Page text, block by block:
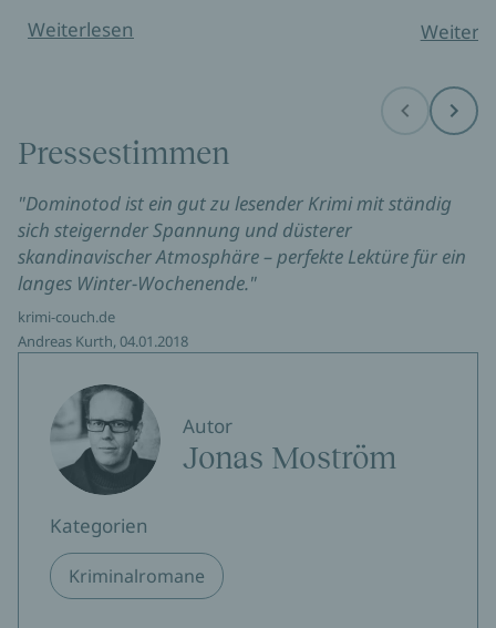
Weiterlesen
Before Next
Pressestimmen
"Dominotod ist ein gut zu lesender Krimi mit ständig
sich steigernder Spannung und düsterer
skandinavischer Atmosphäre – perfekte Lektüre für ein
langes Winter-Wochenende."
krimi-couch.de
Andreas Kurth, 04.01.2018
Autor
Jonas Moström
Kategorien
Kriminalromane